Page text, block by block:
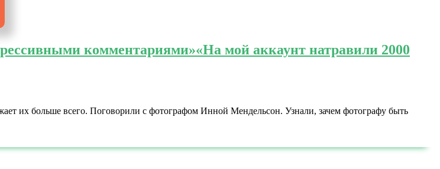
комментариями»«На мой аккаунт натравили 2000
их больше всего. Поговорили с фотографом Инной Мендельсон. Узнали, зачем фотографу быть